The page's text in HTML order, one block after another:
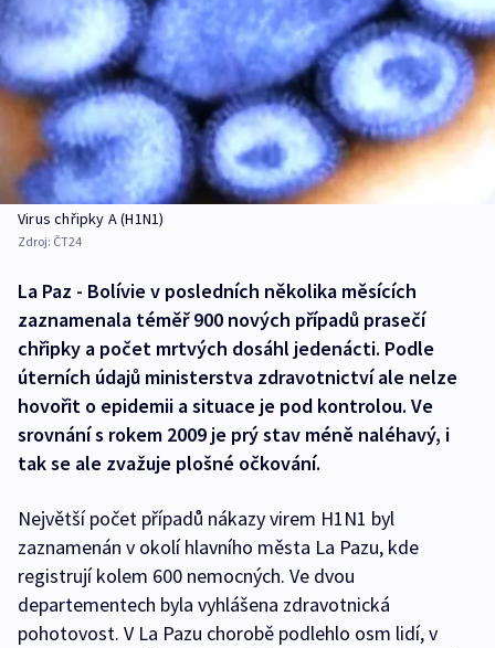
Virus chřipky A (H1N1)
Zdroj: ČT24
La Paz - Bolívie v posledních několika měsících
zaznamenala téměř 900 nových případů prasečí
chřipky a počet mrtvých dosáhl jedenácti. Podle
úterních údajů ministerstva zdravotnictví ale nelze
hovořit o epidemii a situace je pod kontrolou. Ve
srovnání s rokem 2009 je prý stav méně naléhavý, i
tak se ale zvažuje plošné očkování.
Největší počet případů nákazy virem H1N1 byl
zaznamenán v okolí hlavního města La Pazu, kde
registrují kolem 600 nemocných. Ve dvou
departementech byla vyhlášena zdravotnická
pohotovost. V La Pazu chorobě podlehlo osm lidí, v